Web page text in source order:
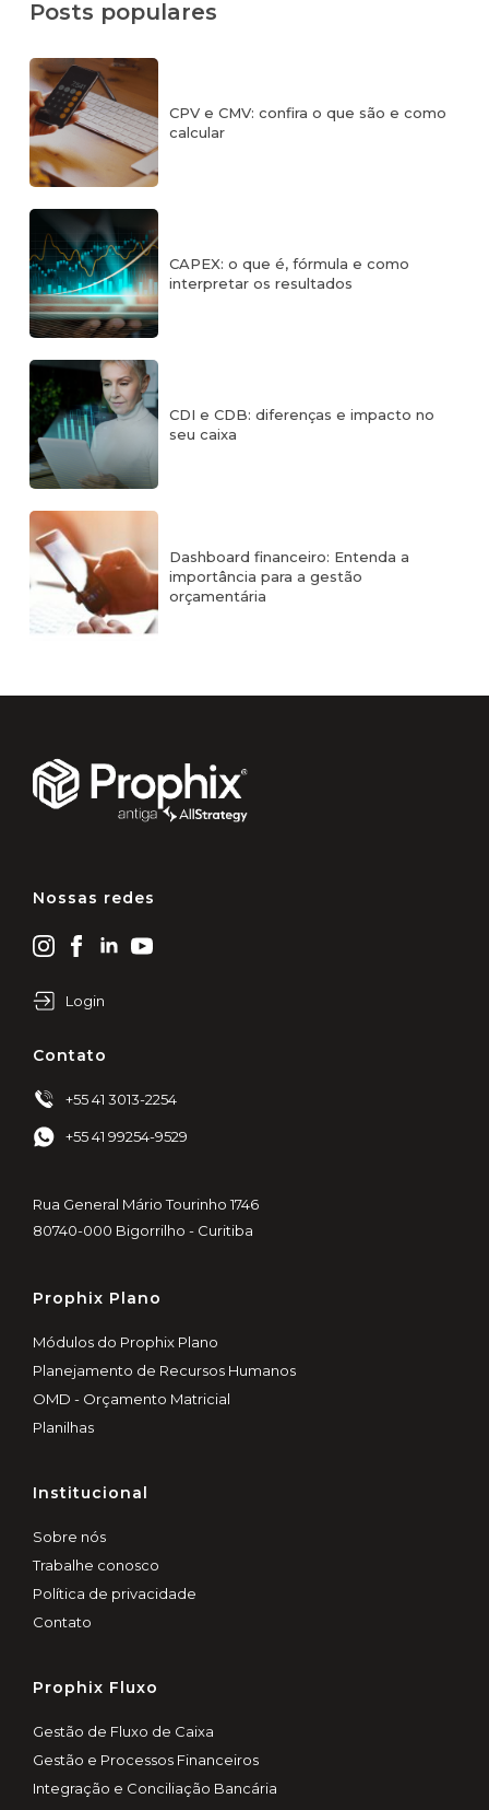
Posts populares
CPV e CMV: confira o que são e como
calcular
CAPEX: o que é, fórmula e como
interpretar os resultados
CDI e CDB: diferenças e impacto no
seu caixa
Dashboard financeiro: Entenda a
importância para a gestão
orçamentária
Nossas redes
Login
Contato
+55 41 3013-2254
+55 41 99254-9529
Rua General Mário Tourinho 1746
80740-000 Bigorrilho - Curitiba
Prophix Plano
Módulos do Prophix Plano
Planejamento de Recursos Humanos
OMD - Orçamento Matricial
Planilhas
Institucional
Sobre nós
Trabalhe conosco
Política de privacidade
Contato
Prophix Fluxo
Gestão de Fluxo de Caixa
Gestão e Processos Financeiros
Integração e Conciliação Bancária